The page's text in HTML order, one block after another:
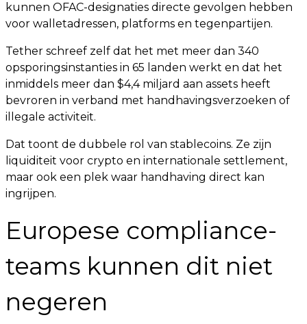
kunnen OFAC-designaties directe gevolgen hebben
voor walletadressen, platforms en tegenpartijen.
Tether schreef zelf dat het met meer dan 340
opsporingsinstanties in 65 landen werkt en dat het
inmiddels meer dan $4,4 miljard aan assets heeft
bevroren in verband met handhavingsverzoeken of
illegale activiteit.
Dat toont de dubbele rol van stablecoins. Ze zijn
liquiditeit voor crypto en internationale settlement,
maar ook een plek waar handhaving direct kan
ingrijpen.
Europese compliance-
teams kunnen dit niet
negeren